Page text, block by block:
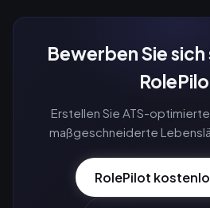
Bewerben Sie
Erstellen Sie ATS-
maßgeschneiderte
RolePilot